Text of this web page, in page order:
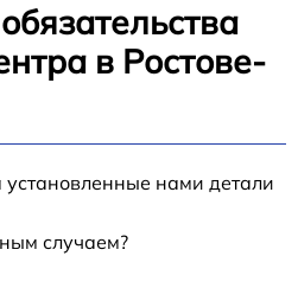
в Ростове-
установленные нами детали
случаем?